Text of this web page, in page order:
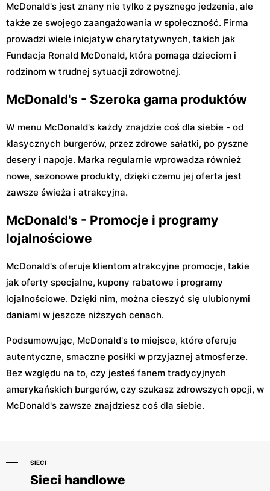
McDonald's jest znany nie tylko z pysznego jedzenia, ale
także ze swojego zaangażowania w społeczność. Firma
prowadzi wiele inicjatyw charytatywnych, takich jak
Fundacja Ronald McDonald, która pomaga dzieciom i
rodzinom w trudnej sytuacji zdrowotnej.
McDonald's - Szeroka gama produktów
W menu McDonald's każdy znajdzie coś dla siebie - od
klasycznych burgerów, przez zdrowe sałatki, po pyszne
desery i napoje. Marka regularnie wprowadza również
nowe, sezonowe produkty, dzięki czemu jej oferta jest
zawsze świeża i atrakcyjna.
McDonald's - Promocje i programy
lojalnościowe
McDonald's oferuje klientom atrakcyjne promocje, takie
jak oferty specjalne, kupony rabatowe i programy
lojalnościowe. Dzięki nim, można cieszyć się ulubionymi
daniami w jeszcze niższych cenach.
Podsumowując, McDonald's to miejsce, które oferuje
autentyczne, smaczne posiłki w przyjaznej atmosferze.
Bez względu na to, czy jesteś fanem tradycyjnych
amerykańskich burgerów, czy szukasz zdrowszych opcji, w
McDonald's zawsze znajdziesz coś dla siebie.
SIECI
Sieci handlowe